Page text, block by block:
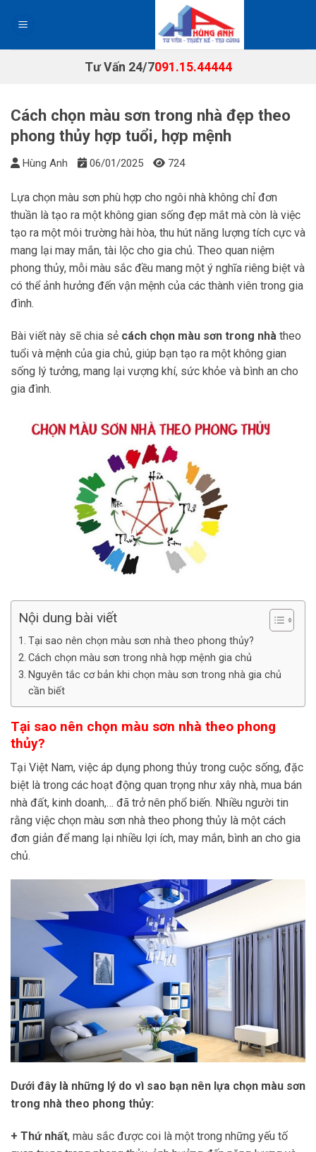
Tư Vấn 24/7091.15.44444
Cách chọn màu sơn trong nhà đẹp theo
phong thủy hợp tuổi, hợp mệnh
Hùng Anh 06/01/2025 724
Lựa chọn màu sơn phù hợp cho ngôi nhà không chỉ đơn
thuần là tạo ra một không gian sống đẹp mắt mà còn là việc
tạo ra một môi trường hài hòa, thu hút năng lượng tích cực và
mang lại may mắn, tài lộc cho gia chủ. Theo quan niệm
phong thủy, mỗi màu sắc đều mang một ý nghĩa riêng biệt và
có thể ảnh hưởng đến vận mệnh của các thành viên trong gia
đình.
Bài viết này sẽ chia sẻ cách chọn màu sơn trong nhà theo
tuổi và mệnh của gia chủ, giúp bạn tạo ra một không gian
sống lý tưởng, mang lại vượng khí, sức khỏe và bình an cho
gia đình.
Nội dung bài viết
Tại sao nên chọn màu sơn nhà theo phong thủy?
Cách chọn màu sơn trong nhà hợp mệnh gia chủ
Nguyên tắc cơ bản khi chọn màu sơn trong nhà gia chủ
cần biết
Tại sao nên chọn màu sơn nhà theo phong
thủy?
Tại Việt Nam, việc áp dụng phong thủy trong cuộc sống, đặc
biệt là trong các hoạt động quan trọng như xây nhà, mua bán
nhà đất, kinh doanh,… đã trở nên phổ biến. Nhiều người tin
rằng việc chọn màu sơn nhà theo phong thủy là một cách
đơn giản để mang lại nhiều lợi ích, may mắn, bình an cho gia
chủ.
Dưới đây là những lý do vì sao bạn nên lựa chọn màu sơn
trong nhà theo phong thủy:
+ Thứ nhất, màu sắc được coi là một trong những yếu tố